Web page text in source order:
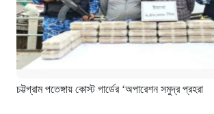
১৩ ঘণ্টা আগে
চীনে শক্তিশালী
এক যুগ পর আত্মসমর্পণ:
চট্টগ্রাম পতেঙ্গায় কোস্ট গার্ডের ‘অপারেশন সমুদ্র প্রহরা